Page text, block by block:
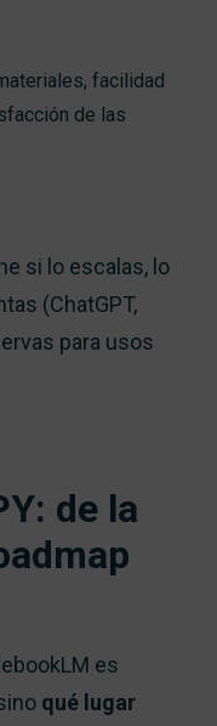
facilidad
de las
si lo escalas, lo
(ChatGPT,
para usos
de la
es
qué lugar